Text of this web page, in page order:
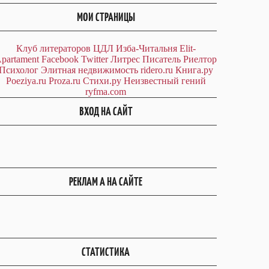
МОИ СТРАНИЦЫ
Клуб литераторов ЦДЛ Изба-Читальня Elit-
Facebook Twitter Литрес Писатель Риелтор
Элитная недвижимость ridero.ru Книга.ру
Poeziya.ru Proza.ru Стихи.ру Неизвестный гений
ryfma.com
ВХОД НА САЙТ
РЕКЛАМ А НА САЙТЕ
СТАТИСТИКА